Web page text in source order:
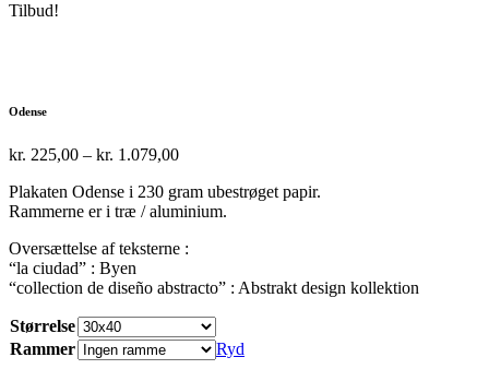
Tilbud!
Odense
kr. 225,00 – kr. 1.079,00Prisinterval:
til
kr. 1.079,00
Plakaten Odense i 230 gram ubestrøget papir.
Rammerne er i træ / aluminium.
Oversættelse af teksterne :
“la ciudad” : Byen
“collection de diseño abstracto” : Abstrakt design kollektion
Størrelse
Rammer
Ryd